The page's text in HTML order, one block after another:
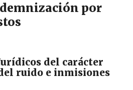
por
del carácter
ruido e inmisiones